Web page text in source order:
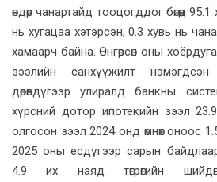
өндөр чанартайд тооцогддог бөгөөд
нь хугацаа хэтэрсэн, 0.3 хувь нь
хамаарч байна. Өнгөрсөн оны
зээлийн санхүүжилт
дөрөвдүгээр улиралд банкны
хүрсний дотор ипотекийн зээл
олгосон зээл 2024 онд өмнөх оноос
2025 оны есдүгээр сарын
4.9 их наяд төгрөгийн